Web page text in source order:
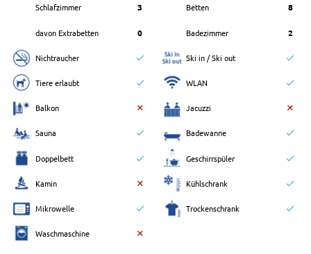
Schlafzimmer 3 Betten 8
davon Extrabetten 0 Badezimmer 2
Nichtraucher Ski in / Ski out
Tiere erlaubt WLAN
Balkon Jacuzzi
Sauna Badewanne
Doppelbett Geschirrspüler
Kamin Kühlschrank
Mikrowelle Trockenschrank
Waschmaschine